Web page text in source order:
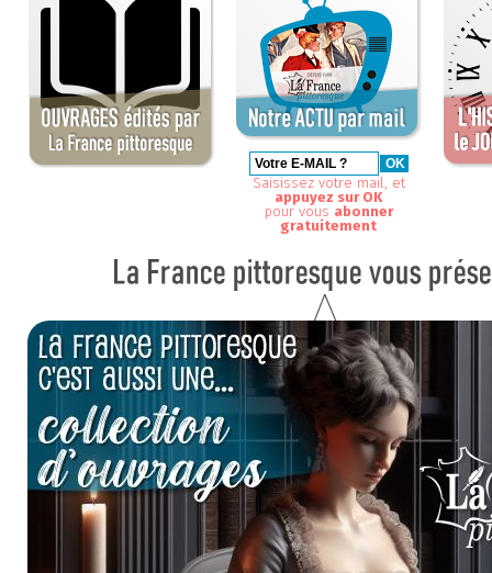
Saisissez votre mail, et
appuyez sur OK
pour vous abonner
gratuitement